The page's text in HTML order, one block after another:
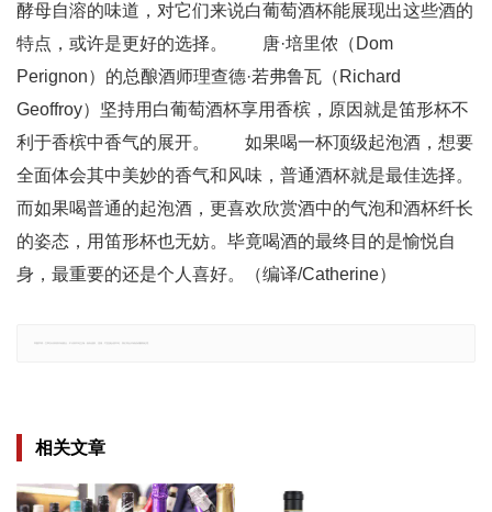
酵母自溶的味道，对它们来说白葡萄酒杯能展现出这些酒的
特点，或许是更好的选择。 唐·培里侬（Dom
Perignon）的总酿酒师理查德·若弗鲁瓦（Richard
Geoffroy）坚持用白葡萄酒杯享用香槟，原因就是笛形杯不
利于香槟中香气的展开。 如果喝一杯顶级起泡酒，想要
全面体会其中美妙的香气和风味，普通酒杯就是最佳选择。
而如果喝普通的起泡酒，更喜欢欣赏酒中的气泡和酒杯纤长
的姿态，用笛形杯也无妨。毕竟喝酒的最终目的是愉悦自
身，最重要的还是个人喜好。（编译/Catherine）
相关文章